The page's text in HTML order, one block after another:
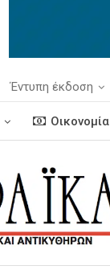
Έντυπη έκδοση
Οικονομία